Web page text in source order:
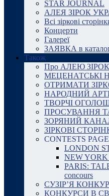
STAR JOURNAL
АЛЕЯ ЗІРОК
Всі зіркові
Концерти
Галереї
ЗАЯВКА в
Також
Про АЛЕЮ
МЕЦЕНАТСЬКІ
ОТРИМАТИ
НАРОДНИЙ
ТВОРЧІ
ПРОСУВАННЯ
ЗОРЯНИЙ
ЗІРКОВІ
CONTESTS
LONDON
NEW YORK
PARIS:
concours
СУЗІР’Я
КОНКУРСИ В